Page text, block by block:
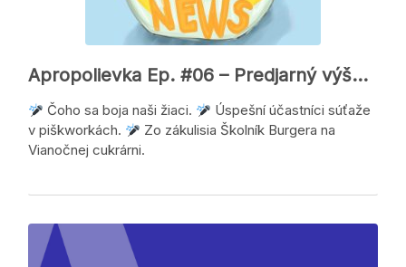
Apropolievka Ep. #06 – Predjarný výšplech
Čoho sa boja naši žiaci.
Úspešní účastníci súťaže
v piškworkách.
Zo zákulisia Školník Burgera na
Vianočnej cukrárni.